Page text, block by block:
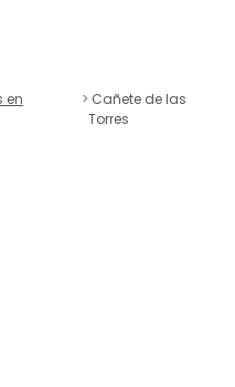
en
Cañete de las
Torres